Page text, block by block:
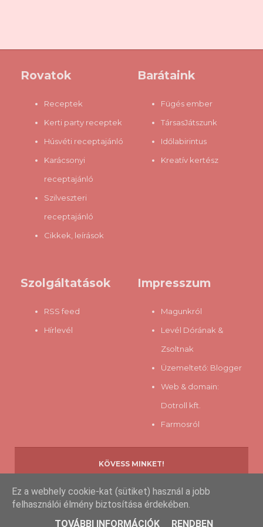
hányada elég tájékozatlannak tűnik mindazok fényében, amiket
Rovatok
Receptek
Kerti party receptek
Húsvéti receptajánló
Karácsonyi
receptajánló
Szilveszteri
receptajánló
Cikkek, leírások
Barátaink
Fügés ember
TársasJátszunk
Időlabirintus
Kreatív kertész
Szolgáltatások
RSS feed
Hírlevél
Impresszum
Magunkról
Levél Dórának &
Zsoltnak
Üzemeltető: Blogger
Web & domain:
Dotroll kft.
Farmosról
KÖVESS MINKET!
Ez a webhely cookie-kat (sütiket) használ a jobb
felhasználói élmény biztosítása érdekében.
TOVÁBBI INFORMÁCIÓK
RENDBEN